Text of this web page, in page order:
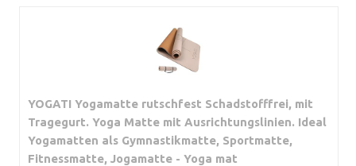
YOGATI Yogamatte rutschfest Schadstofffrei, mit
Tragegurt. Yoga Matte mit Ausrichtungslinien. Ideal
Yogamatten als Gymnastikmatte, Sportmatte,
Fitnessmatte, Jogamatte - Yoga mat